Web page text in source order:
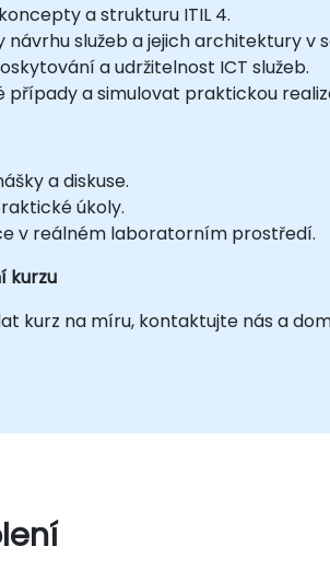
a strukturu ITIL 4.
služeb a jejich architektury v
a udržitelnost ICT služeb.
případy a simulovat praktickou
a diskuse.
úkoly.
v reálném laboratorním prostředí.
kurzu
kurz na míru, kontaktujte nás a